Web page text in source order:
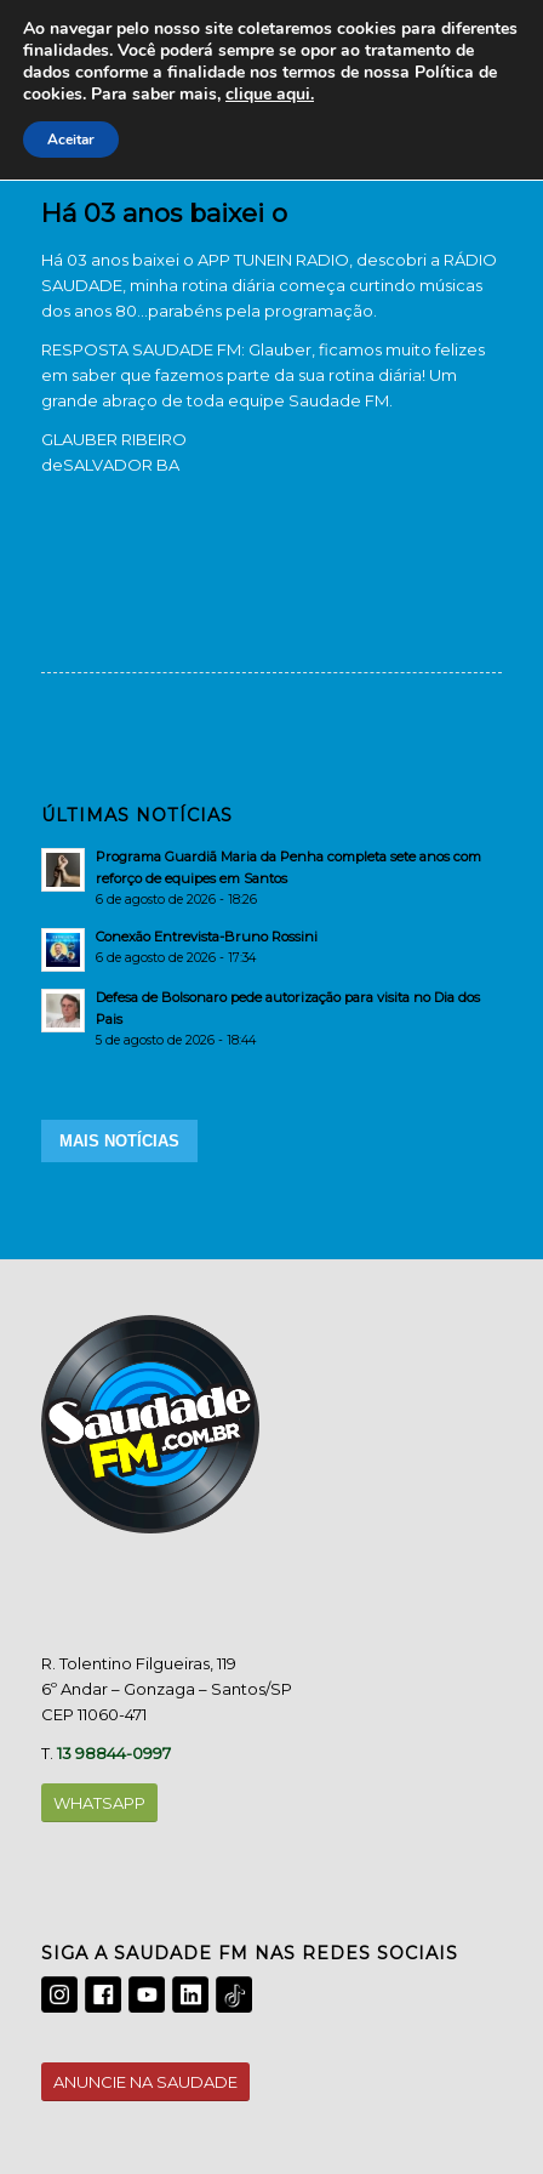
Há 03 anos baixei o
Há 03 anos baixei o APP TUNEIN RADIO, descobri a RÁDIO
SAUDADE, minha rotina diária começa curtindo músicas
dos anos 80…parabéns pela programação.
RESPOSTA SAUDADE FM: Glauber, ficamos muito felizes
em saber que fazemos parte da sua rotina diária! Um
grande abraço de toda equipe Saudade FM.
GLAUBER RIBEIRO
deSALVADOR BA
ÚLTIMAS NOTÍCIAS
Programa Guardiã Maria da Penha completa sete anos com
reforço de equipes em Santos
6 de agosto de 2026 - 18:26
Conexão Entrevista-Bruno Rossini
6 de agosto de 2026 - 17:34
Defesa de Bolsonaro pede autorização para visita no Dia dos
Pais
5 de agosto de 2026 - 18:44
MAIS NOTÍCIAS
R. Tolentino Filgueiras, 119
6º Andar – Gonzaga – Santos/SP
CEP 11060-471
T.13 98844-0997
WHATSAPP
SIGA A SAUDADE FM NAS REDES SOCIAIS
ANUNCIE NA SAUDADE
Ao navegar pelo nosso site coletaremos cookies para diferentes
finalidades. Você poderá sempre se opor ao tratamento de
dados conforme a finalidade nos termos de nossa Política de
cookies. Para saber mais, clique aqui.
Aceitar